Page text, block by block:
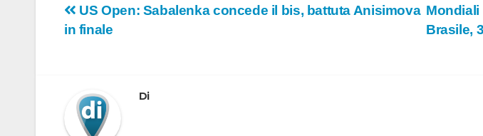
Navigazione
Mondiali
Brasile,
US Open: Sabalenka concede il bis, battuta Anisimova
in finale
Di